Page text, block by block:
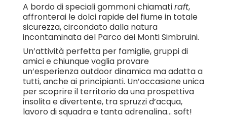
A bordo di speciali gommoni chiamatiraft,
affronterai le dolci rapide del fiume in totale
sicurezza, circondato dalla natura
incontaminata del Parco dei Monti Simbruini.
Un’attività perfetta per famiglie, gruppi di
amici e chiunque voglia provare
un’esperienza outdoor dinamica ma adatta a
tutti, anche ai principianti. Un’occasione unica
per scoprire il territorio da una prospettiva
insolita e divertente, tra spruzzi d’acqua,
lavoro di squadra e tanta adrenalina… soft!